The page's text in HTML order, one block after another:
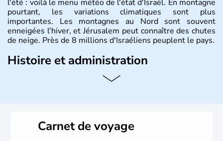
l'été : voilà le menu météo de l'état d'Israël. En montagne
pourtant, les variations climatiques sont plus
importantes. Les montagnes au Nord sont souvent
enneigées l'hiver, et Jérusalem peut connaître des chutes
de neige. Près de 8 millions d'Israéliens peuplent le pays.
Histoire et administration
L'Israël est un état de la partie est de la Méditerranée,
vrai essor économique dans le domaine des nouvelles
Carnet de voyage